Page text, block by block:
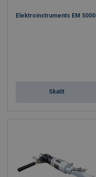
Elektroinstruments EM 5000
Skatīt